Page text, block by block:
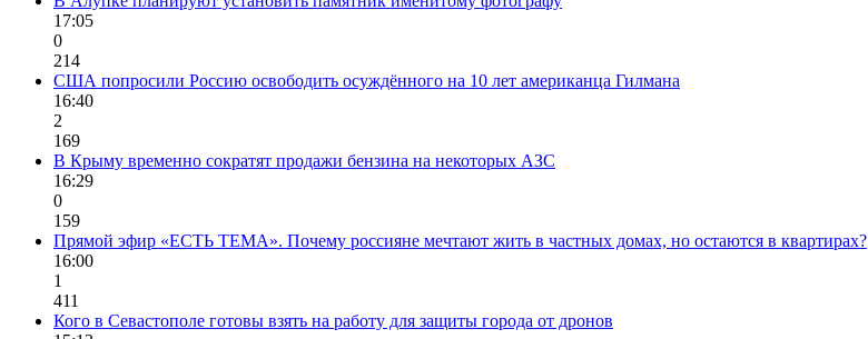
17:05
0
214
США попросили Россию освободить осуждённого на 10 лет американца Гилмана
16:40
2
169
В Крыму временно сократят продажи бензина на некоторых АЗС
16:29
0
159
Прямой эфир «ЕСТЬ ТЕМА». Почему россияне мечтают жить в частных домах, но остаются в квартирах?
16:00
1
411
Кого в Севастополе готовы взять на работу для защиты города от дронов